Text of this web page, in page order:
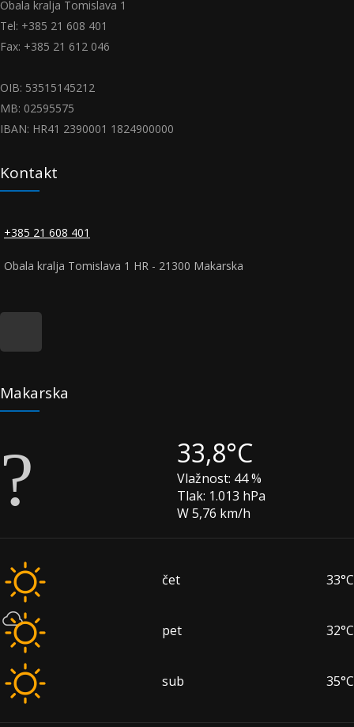
Obala kralja Tomislava 1
Tel: +385 21 608 401
Fax: +385 21 612 046
OIB: 53515145212
MB: 02595575
IBAN: HR41 2390001 1824900000
Kontakt
+385 21 608 401
Obala kralja Tomislava 1 HR - 21300 Makarska
Makarska
33,8°C
Vlažnost: 44 %
Tlak: 1.013 hPa
W 5,76 km/h
čet 33°C
pet 32°C
sub 35°C